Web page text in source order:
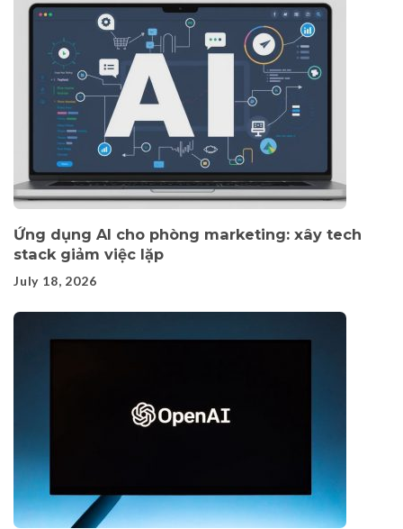
Ứng dụng AI cho phòng marketing: xây tech
stack giảm việc lặp
July 18, 2026